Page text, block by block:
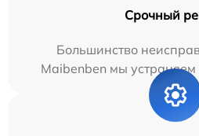
Срочный
Большинство
Maibenben мы устраняем